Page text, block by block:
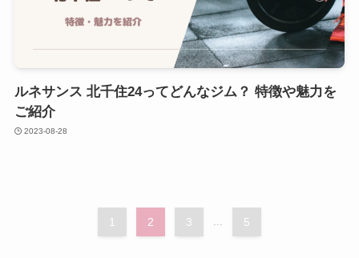
ルネサンス 北千住24ってどんなジム？ 特徴や魅力を
ご紹介
2023-08-28
1 2 3 ... 5